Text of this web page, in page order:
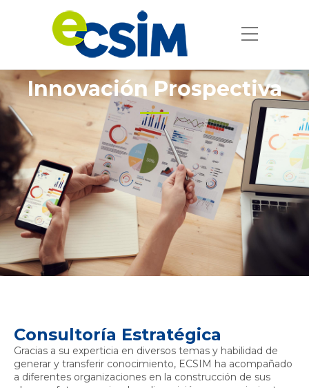
Innovación Prospectiva
Consultoría Estratégica
Gracias a su experticia en diversos temas y habilidad de
generar y transferir conocimiento, ECSIM ha acompañado
a diferentes organizaciones en la construcción de sus